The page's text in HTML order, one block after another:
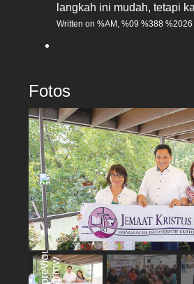
langkah ini mudah, tetapi
Written on %AM, %09 %388
Fotos